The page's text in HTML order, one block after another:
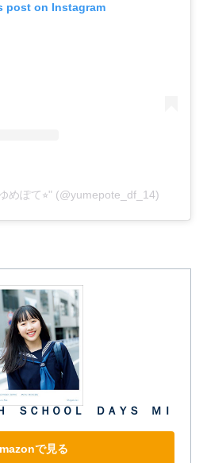
post on Instagram
めぽて⭐︎" (@yumepote_df_14)
ＳＣＨＯＯＬ ＤＡＹＳ ＭＩ
で見る